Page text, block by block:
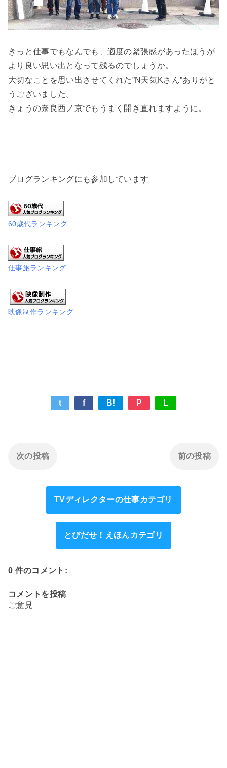
きっと仕事でもなんでも、適度の緊張感があったほうが
より良い思い出となって残るのでしょうか。
大切なことを思い出させてくれた”N天気Kさん”ありがと
うございました。
きょうの奈良西ノ京でもうまく開き直れますように。
ブログランキングにも参加しています
60歳代ランキング
仕事旅ランキング
映像制作ランキング
t f B! P L
次の投稿 前の投稿
TVディレクターの仕事カテゴリ
とびだせ！えほんカテゴリ
0 件のコメント:
コメントを投稿
ご意見